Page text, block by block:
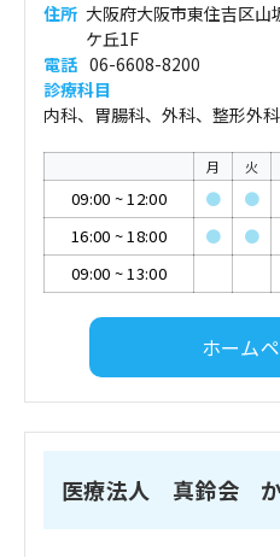
住所 大阪府大阪市東住吉区
ケ丘1F
電話 06-6608-8200
診療科目
内科、胃腸科、外科、整形外
月 火
09:00 ~12:00 ● ●
16:00 ~18:00 ● ●
09:00 ~13:00
ホーム
医療法人 真鈴会 か